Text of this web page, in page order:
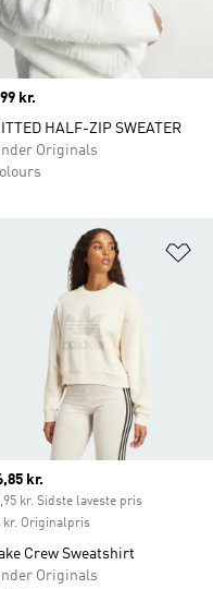
kr.
HALF-ZIP SWEATER
Originals
price
kr.
kr. Sidste laveste pris
kr. Originalpris
Crew Sweatshirt
Originals